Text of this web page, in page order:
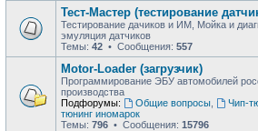
Тест-Мастер (тестирование
Тестирование дачиков и ИМ, Мойка и
эмуляция датчиков
Темы: 42 • Сообщения: 557
Motor-Loader (загрузчик)
Программирование ЭБУ автомобилей
производства
Подфорумы:
Общие вопросы, Чип-
тюнинг иномарок
Темы: 796 • Сообщения: 15796